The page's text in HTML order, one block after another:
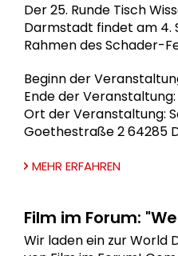
Der 25. Runde Tisch
Darmstadt findet am 4.
Rahmen des Schader-
Beginn der
Ende der Veranstaltung:
Ort der Veranstaltung:
Goethestraße 2 64285
MEHR ERFAHREN
Film im Forum:
Wir laden ein zur World